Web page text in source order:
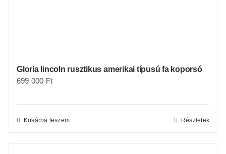
Gloria lincoln rusztikus amerikai típusú fa koporsó
699 000 Ft
Kosárba teszem Részletek